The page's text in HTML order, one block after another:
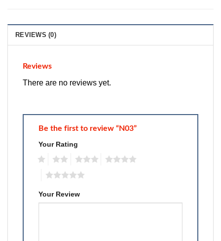
REVIEWS (0)
Reviews
There are no reviews yet.
Be the first to review “N03”
Your Rating
Your Review